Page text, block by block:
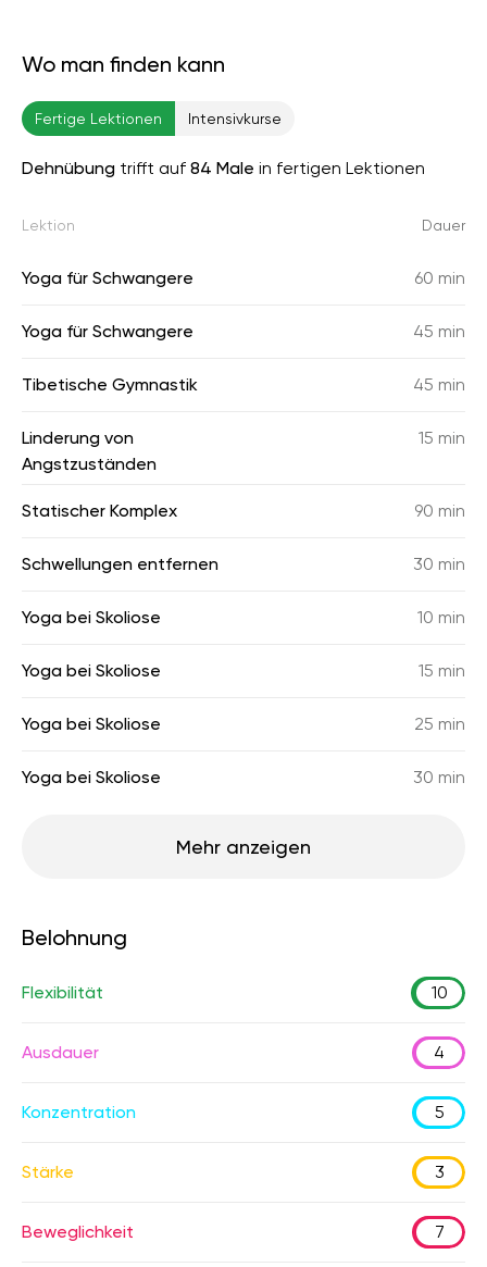
Wo man finden kann
Fertige Lektionen Intensivkurse
Dehnübung trifft auf 84 Male in fertigen Lektionen
Lektion Dauer
Yoga für Schwangere 60 min
Yoga für Schwangere 45 min
Tibetische Gymnastik 45 min
Linderung von
Angstzuständen
15 min
Statischer Komplex 90 min
Schwellungen entfernen 30 min
Yoga bei Skoliose 10 min
Yoga bei Skoliose 15 min
Yoga bei Skoliose 25 min
Yoga bei Skoliose 30 min
Mehr anzeigen
Belohnung
Flexibilität 10
Ausdauer 4
Konzentration 5
Stärke 3
Beweglichkeit 7